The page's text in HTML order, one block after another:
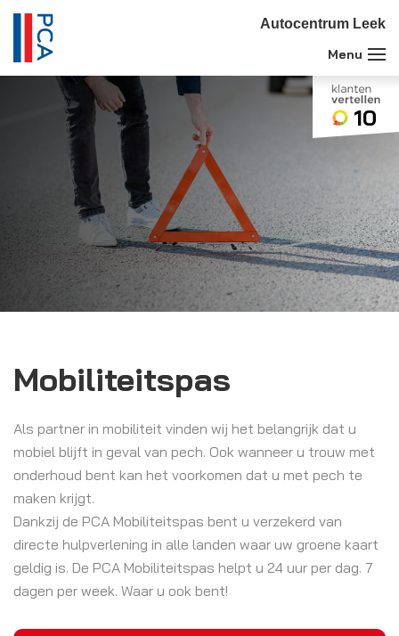
Autocentrum Leek
10
Mobiliteitspas
Als partner in mobiliteit vinden wij het belangrijk dat u
mobiel blijft in geval van pech. Ook wanneer u trouw met
onderhoud bent kan het voorkomen dat u met pech te
maken krijgt.
Dankzij de PCA Mobiliteitspas bent u verzekerd van
directe hulpverlening in alle landen waar uw groene kaart
geldig is. De PCA Mobiliteitspas helpt u 24 uur per dag. 7
dagen per week. Waar u ook bent!